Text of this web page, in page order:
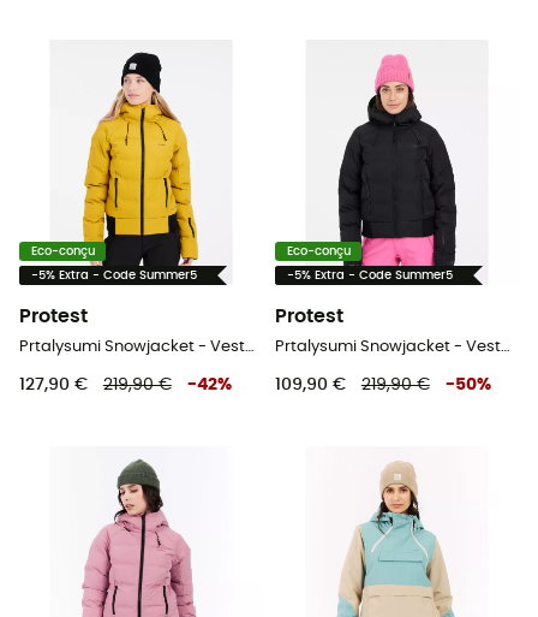
Eco-conçu
-5% Extra - Code Summer5
Protest
127,90 € 219,90 € -42%
Eco-conçu
-5% Extra - Code Summer5
Protest
109,90 € 219,90 € -50%